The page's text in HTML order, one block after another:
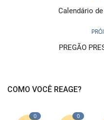
Calendário
PREGÃO
COMO VOCÊ REAGE?
0 0